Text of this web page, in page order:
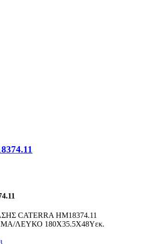
CATERRA HM18374.11
ΛΕΥΚΟ 180Χ35.5Χ48Υεκ.